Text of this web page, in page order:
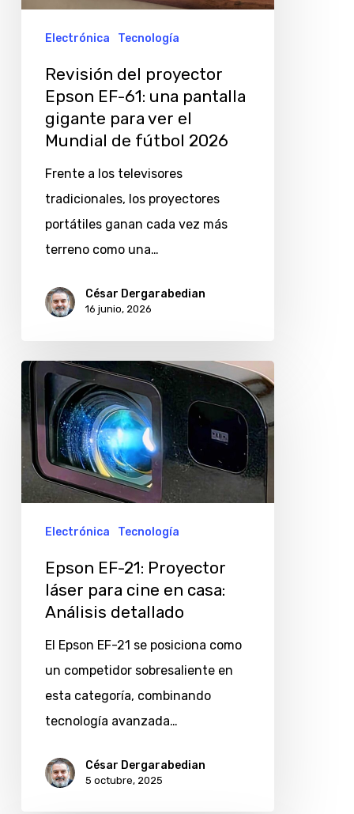
gigante
Mundial
fútbol
2026
Electrónica Tecnología
Revisión del proyector
Epson EF-61: una pantalla
gigante para ver el
Mundial de fútbol 2026
Frente a los televisores
tradicionales, los proyectores
portátiles ganan cada vez más
terreno como una…
César Dergarabedian
16 junio, 2026
Epson
EF-
21:
Proyector
láser
para
casa:
Análisis
Electrónica Tecnología
Epson EF-21: Proyector
láser para cine en casa:
Análisis detallado
El Epson EF-21 se posiciona como
un competidor sobresaliente en
esta categoría, combinando
tecnología avanzada…
César Dergarabedian
5 octubre, 2025